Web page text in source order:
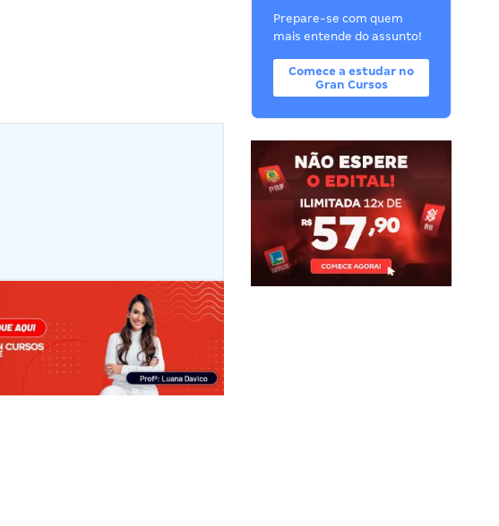
Prepare-se com quem
mais entende do assunto!
Comece a estudar no
Gran Cursos